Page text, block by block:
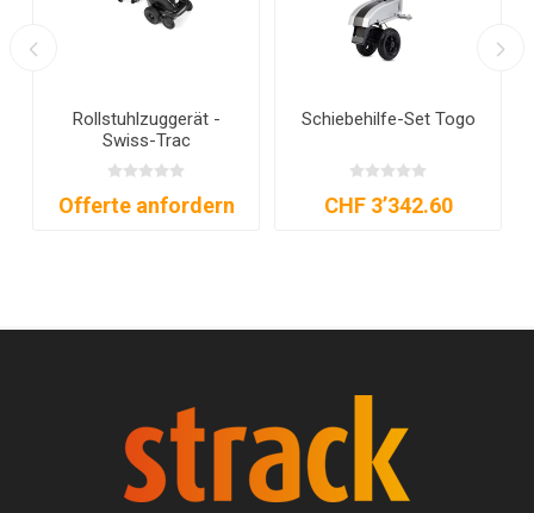
Rollstuhlzuggerät -
Swiss-Trac
Offerte anfordern
Schiebehilfe-Set Togo
CHF 3’342.60